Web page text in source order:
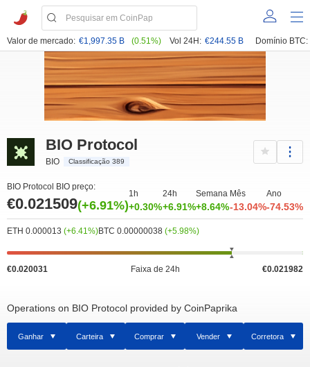
Valor de mercado: €1,997.35 B (0.51%) Vol 24H: €244.55 B Domínio BTC:
BIO Protocol
BIO Classificação 389
BIO Protocol BIO preço:
€0.021509(+6.91%)
1h
+0.30%
24h
+6.91%
Semana
+8.64%
Mês
-13.04%
Ano
-74.53%
ETH 0.000013 (+6.41%)BTC 0.00000038 (+5.98%)
€0.020031 Faixa de 24h €0.021982
Operations on BIO Protocol provided by CoinPaprika
Ganhar Carteira Comprar Vender Corretora